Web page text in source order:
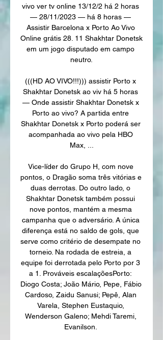
vivo ver tv online 13/12/2 há 2 horas
— 28/11/2023 — há 8 horas —
Assistir Barcelona x Porto Ao Vivo
Online grátis 28. 11 Shakhtar Donetsk
em um jogo disputado em campo
neutro.
(((HD AO VIVO!!!))) assistir Porto x
Shakhtar Donetsk ao viv há 5 horas
— Onde assistir Shakhtar Donetsk x
Porto ao vivo? A partida entre
Shakhtar Donetsk x Porto poderá ser
acompanhada ao vivo pela HBO
Max, ...
Vice-líder do Grupo H, com nove
pontos, o Dragão soma três vitórias e
duas derrotas. Do outro lado, o
Shakhtar Donetsk também possui
nove pontos, mantém a mesma
campanha que o adversário. A única
diferença está no saldo de gols, que
serve como critério de desempate no
torneio. Na rodada de estreia, a
equipe foi derrotada pelo Porto por 3
a 1. Prováveis escalaçõesPorto:
Diogo Costa; João Mário, Pepe, Fábio
Cardoso, Zaidu Sanusi; Pepê, Alan
Varela, Stephen Eustaquio,
Wenderson Galeno; Mehdi Taremi,
Evanilson.